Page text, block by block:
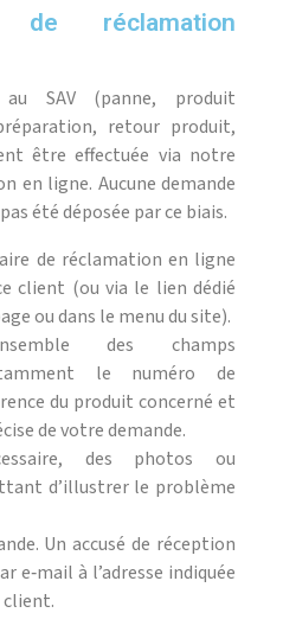
de réclamation
SAV (panne, produit
retour produit,
être effectuée via notre
en ligne. Aucune demande
été déposée par ce biais.
de réclamation en ligne
client (ou via le lien dédié
ou dans le menu du site).
des champs
le numéro de
du produit concerné et
de votre demande.
des photos ou
d’illustrer le problème
Un accusé de réception
e‑mail à l’adresse indiquée